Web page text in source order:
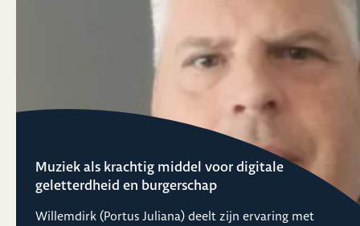
Muziek als krachtig middel voor digitale
geletterdheid en burgerschap
Willemdirk (Portus Juliana) deelt zijn ervaring met